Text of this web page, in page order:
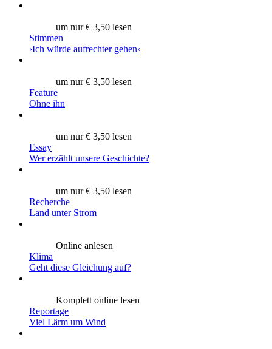
um nur € 3,50 lesen
Stimmen
›Ich würde aufrechter gehen‹
um nur € 3,50 lesen
Feature
Ohne ihn
um nur € 3,50 lesen
Essay
Wer erzählt unsere Geschichte?
um nur € 3,50 lesen
Recherche
Land unter Strom
Online anlesen
Klima
Geht diese Gleichung auf?
Komplett online lesen
Reportage
Viel Lärm um Wind